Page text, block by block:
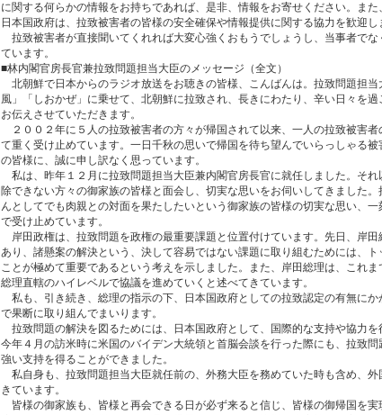
に関する何らかの情報をお持ちであれば、是非、情報をお寄せください。ま
日本国政府は、拉致被害者の皆様の安全確保や情報提供に関する協力を歓迎し
拉致被害者が直接聞いてくれれば大変心強くおもうでしょうし、当事者で
ています。
■林内閣官房長官兼拉致問題担当大臣のメッセージ（全文）
北朝鮮で日本からのラジオ放送をお聴きの皆様、こんばんは。拉致問題担
風」「しおかぜ」に乗せて、北朝鮮に拉致され、長きにわたり、辛い日々を
お伝えさせていただきます。
２００２年に５人の拉致被害者の方々が帰国されて以来、一人の拉致被害
て重く受け止めています。一日千秋の思いで帰国を待ち望んでいらっしゃる
の皆様に、誠に申し訳なく思っています。
私は、昨年１２月に拉致問題担当大臣兼内閣官房長官に就任しました。そ
除できない方々の御家族の皆様と面会し、切実な思いをお伺いしてきました
んとしてでも肉親との対面を果たしたいという御家族の皆様の切実な思い、
で受け止めています。
岸田政権は、拉致問題を政権の最重要課題と位置付けています。先日、岸
あり、諸懸案の解決という、決して容易ではない課題に取り組むためには、
ことが極めて重要であるという考えを示しました。また、岸田総理は、これ
総理直轄のハイレベルで協議を進めていくと述べてきています。
私も、引き続き、総理の指示の下、日本国政府としての拉致認定の有無に
で果断に取り組んでまいります。
拉致問題の解決を図るためには、日本国政府として、国際的な支持や協力
今年４月の訪米時に米国のバイデン大統領と首脳会談を行った際にも、拉致
強い支持を得ることができました。
私自身も、拉致問題担当大臣就任前の、外務大臣を務めていた時も含め、
きています。
皆様の御家族も、皆様と再会できる日が必ず来ると信じ、皆様の御帰国を